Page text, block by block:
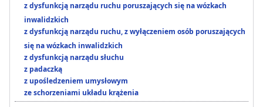
z dysfunkcją narządu ruchu poruszających się na wózkach
inwalidzkich
z dysfunkcją narządu ruchu, z wyłączeniem osób poruszających
się na wózkach inwalidzkich
z dysfunkcją narządu słuchu
z padaczką
z upośledzeniem umysłowym
ze schorzeniami układu krążenia